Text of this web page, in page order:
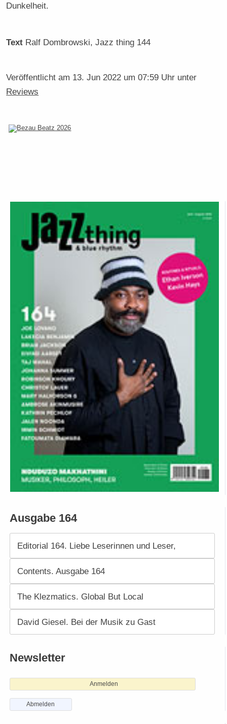
Dunkelheit.
Text Ralf Dombrowski, Jazz thing 144
Veröffentlicht am 13. Jun 2022 um 07:59 Uhr unter
Reviews
Ausgabe 164
Editorial 164. Liebe Leserinnen und Leser,
Contents. Ausgabe 164
The Klezmatics. Global But Local
David Giesel. Bei der Musik zu Gast
Newsletter
Anmelden
Abmelden